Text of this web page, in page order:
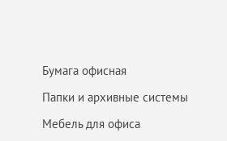
Бумага офисная
Папки и архивные системы
Мебель для офиса